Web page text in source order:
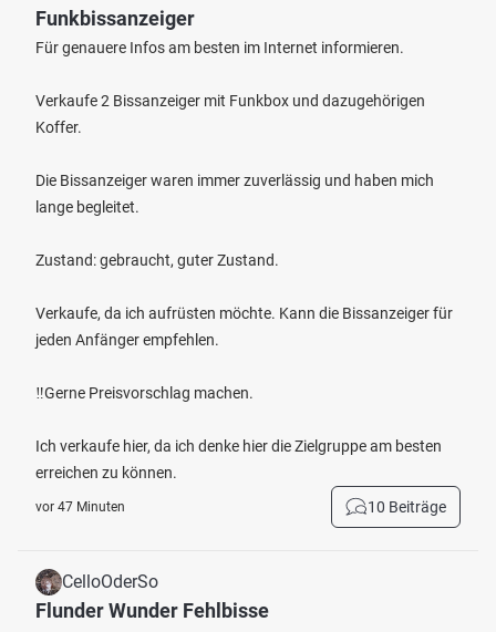
Funkbissanzeiger
Für genauere Infos am besten im Internet informieren.
Verkaufe 2 Bissanzeiger mit Funkbox und dazugehörigen
Koffer.
Die Bissanzeiger waren immer zuverlässig und haben mich
lange begleitet.
Zustand: gebraucht, guter Zustand.
Verkaufe, da ich aufrüsten möchte. Kann die Bissanzeiger für
jeden Anfänger empfehlen.
‼️Gerne Preisvorschlag machen.
Ich verkaufe hier, da ich denke hier die Zielgruppe am besten
erreichen zu können.
vor 47 Minuten 10 Beiträge
CelloOderSo
Flunder Wunder Fehlbisse